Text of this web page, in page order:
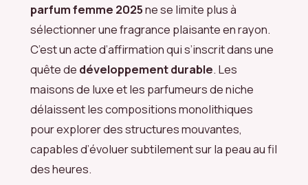
parfum femme 2025ne se limite plus à
sélectionner une fragrance plaisante en rayon.
C’est un acte d’affirmation qui s’inscrit dans une
quête de développement durable. Les
maisons de luxe et les parfumeurs de niche
délaissent les compositions monolithiques
pour explorer des structures mouvantes,
capables d’évoluer subtilement sur la peau au fil
des heures.